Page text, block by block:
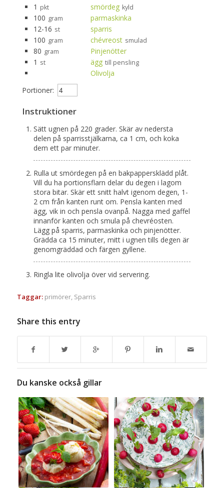
1 pkt smördeg kyld
100 gram
parmaskinka
12-16 st
sparris
100 gram chévreost smulad
80 gram
Pinjenötter
1 st ägg till pensling
Olivolja
Portioner:
Instruktioner
Sätt ugnen på 220 grader. Skär av nedersta
delen på sparrisstjälkarna, ca 1 cm, och koka
dem ett par minuter.
Rulla ut smördegen på en bakpappersklädd plåt.
Vill du ha portionsflarn delar du degen i lagom
stora bitar. Skär ett snitt halvt igenom degen, 1-
2 cm från kanten runt om. Pensla kanten med
ägg, vik in och pensla ovanpå. Nagga med gaffel
innanför kanten och smula på chevréosten.
Lägg på sparris, parmaskinka och pinjenötter.
Grädda ca 15 minuter, mitt i ugnen tills degen är
genomgräddad och färgen gyllene.
Ringla lite olivolja över vid servering.
Taggar: primörer, Sparris
Share this entry
Du kanske också gillar